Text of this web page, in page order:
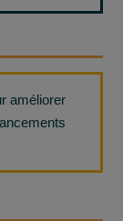
améliorer